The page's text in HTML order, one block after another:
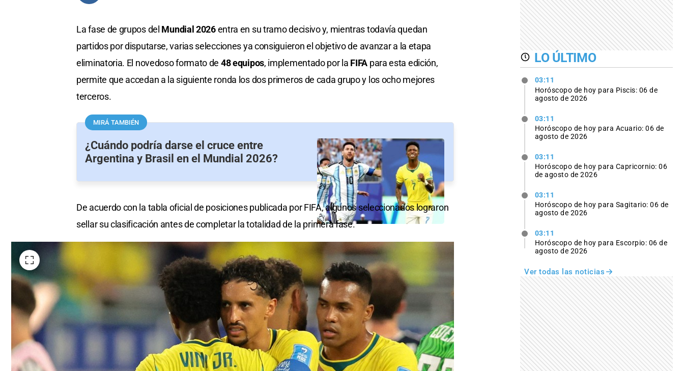
La fase de grupos del Mundial 2026entra en su tramo decisivo y, mientras todavía quedan
partidos por disputarse, varias selecciones ya consiguieron el objetivo de avanzar a la etapa
eliminatoria. El novedoso formato de 48 equipos, implementado por la FIFA para esta edición,
permite que accedan a la siguiente ronda los dos primeros de cada grupo y los ocho mejores
terceros.
MIRÁ TAMBIÉN
¿Cuándo podría darse el cruce entre
Argentina y Brasil en el Mundial 2026?
De acuerdo con la tabla oficial de posiciones publicada por FIFA, algunos seleccionados lograron
sellar su clasificación antes de completar la totalidad de la primera fase.
LO ÚLTIMO
03:11
Horóscopo de hoy para Piscis: 06 de
agosto de 2026
03:11
Horóscopo de hoy para Acuario: 06 de
agosto de 2026
03:11
Horóscopo de hoy para Capricornio: 06
de agosto de 2026
03:11
Horóscopo de hoy para Sagitario: 06 de
agosto de 2026
03:11
Horóscopo de hoy para Escorpio: 06 de
agosto de 2026
Ver todas las noticias